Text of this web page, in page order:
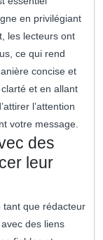
en privilégiant
les lecteurs ont
ce qui rend
concise et
et en allant
l’attention
votre message.
des
leur
tant que rédacteur
des liens